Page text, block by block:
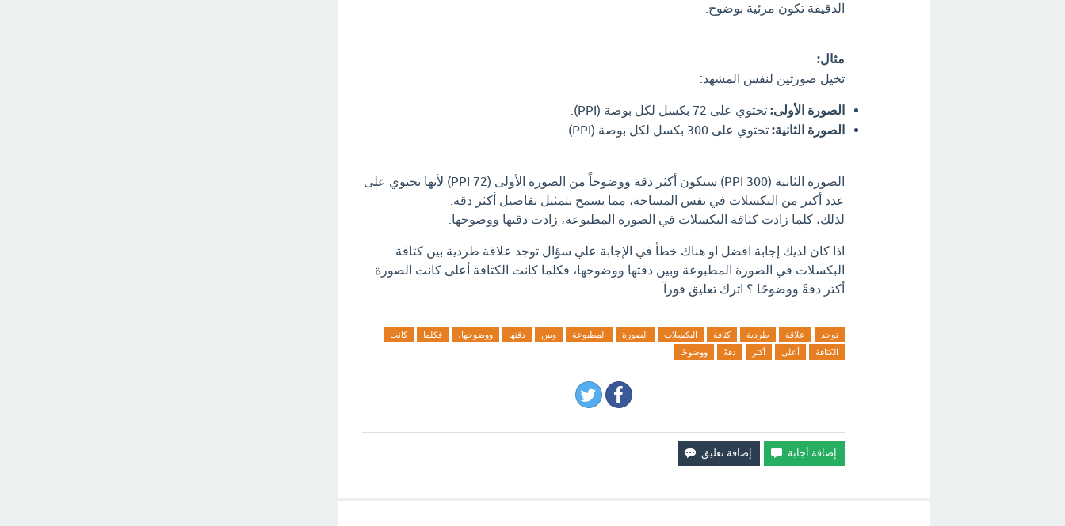
الدقيقة تكون مرئية بوضوح.
مثال:
تخيل صورتين لنفس المشهد:
الصورة الأولى: تحتوي على 72 بكسل لكل بوصة (PPI).
الصورة الثانية: تحتوي على 300 بكسل لكل بوصة (PPI).
الصورة الثانية (300 PPI) ستكون أكثر دقة ووضوحاً من الصورة الأولى (72 PPI) لأنها تحتوي على
عدد أكبر من البكسلات في نفس المساحة، مما يسمح بتمثيل تفاصيل أكثر دقة.
لذلك، كلما زادت كثافة البكسلات في الصورة المطبوعة، زادت دقتها ووضوحها.
اذا كان لديك إجابة افضل او هناك خطأ في الإجابة علي سؤال توجد علاقة طردية بين كثافة
البكسلات في الصورة المطبوعة وبين دقتها ووضوحها، فكلما كانت الكثافة أعلى كانت الصورة
أكثر دقةً ووضوحًا ؟ اترك تعليق فورآ.
توجد علاقة طردية كثافة البكسلات الصورة المطبوعة وبين دقتها ووضوحها، فكلما
كانت
الكثافة
أعلى أكثر دقةً ووضوحًا